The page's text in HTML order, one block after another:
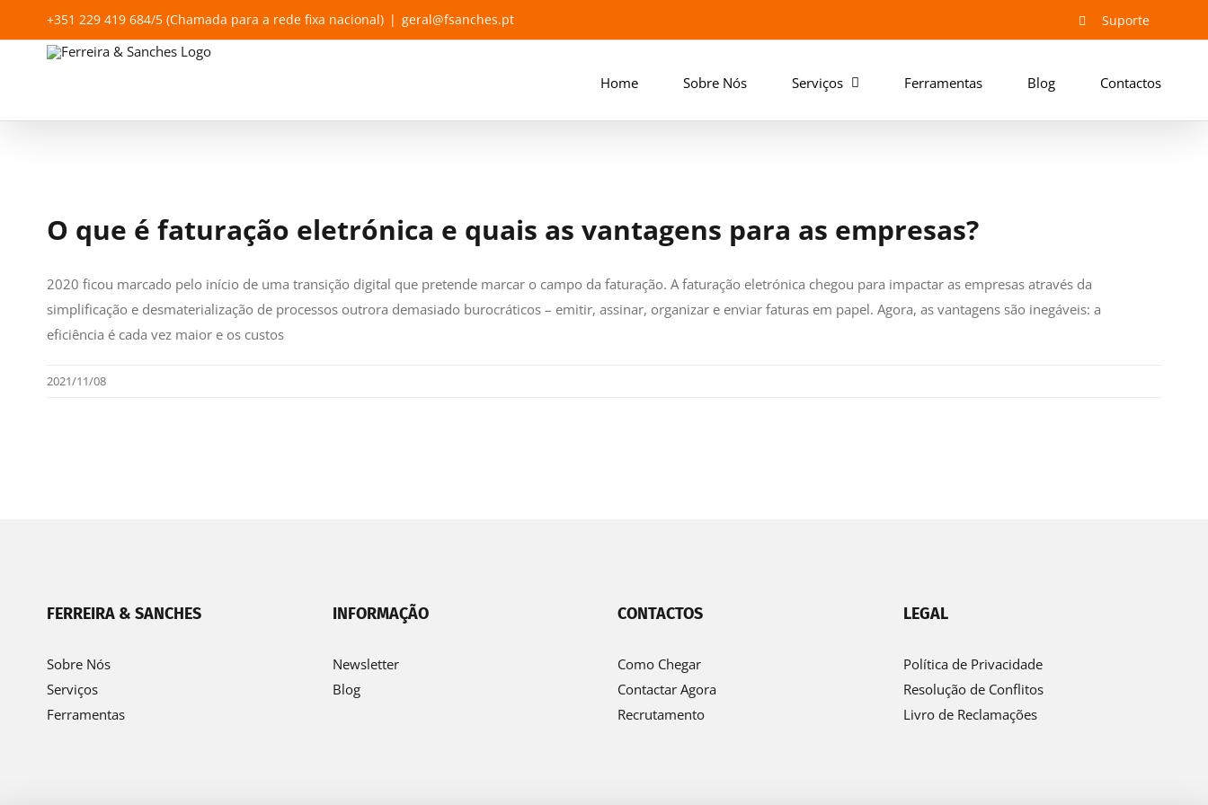
to
+351 229 419 684/5 (Chamada para a rede fixa nacional) | geral@fsanches.pt Suporte
Home Sobre Nós Serviços Ferramentas Blog Contactos
O que é faturação eletrónica e quais as vantagens para as empresas?
2020 ficou marcado pelo início de uma transição digital que pretende marcar o campo da faturação. A faturação eletrónica chegou para impactar as empresas através da
simplificação e desmaterialização de processos outrora demasiado burocráticos – emitir, assinar, organizar e enviar faturas em papel. Agora, as vantagens são inegáveis: a
eficiência é cada vez maior e os custos
2021/11/08
FERREIRA & SANCHES
Sobre Nós
Serviços
Ferramentas
INFORMAÇÃO
Newsletter
Blog
CONTACTOS
Como Chegar
Contactar Agora
Recrutamento
LEGAL
Política de Privacidade
Resolução de Conflitos
Livro de Reclamações